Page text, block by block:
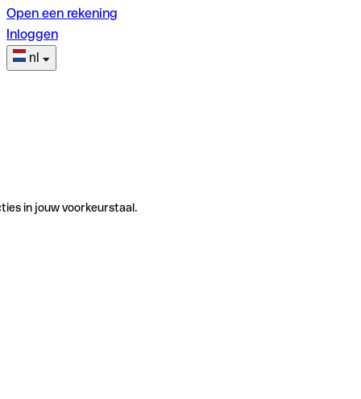
Open een rekening
Inloggen
nl
in jouw voorkeurstaal.